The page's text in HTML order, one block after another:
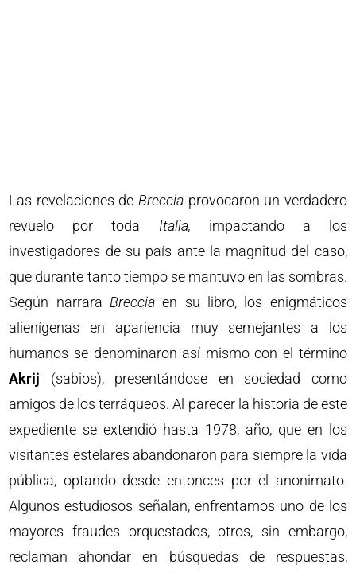
Las revelaciones de Breccia provocaron un verdadero
revuelo por toda Italia, impactando a los
investigadores de su país ante la magnitud del caso,
que durante tanto tiempo se mantuvo en las sombras.
Según narrara Brecciaen su libro, los enigmáticos
alienígenas en apariencia muy semejantes a los
humanos se denominaron así mismo con el término
Akrij (sabios), presentándose en sociedad como
amigos de los terráqueos. Al parecer la historia de este
expediente se extendió hasta 1978, año, que en los
visitantes estelares abandonaron para siempre la vida
pública, optando desde entonces por el anonimato.
Algunos estudiosos señalan, enfrentamos uno de los
mayores fraudes orquestados, otros, sin embargo,
reclaman ahondar en búsquedas de respuestas,